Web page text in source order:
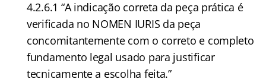
4.2.6.1 “A indicação correta da peça prática é
verificada no NOMEN IURIS da peça
concomitantemente com o correto e completo
fundamento legal usado para justificar
tecnicamente a escolha feita.”